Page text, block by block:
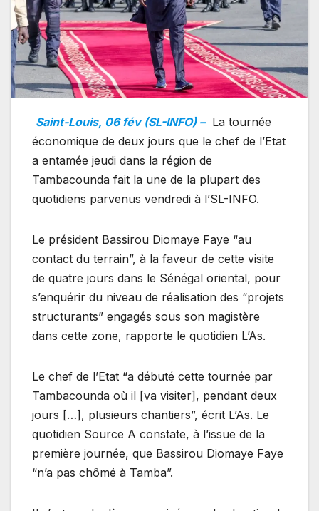
Saint-Louis, 06 fév (SL-INFO) – La tournée
économique de deux jours que le chef de l’Etat
a entamée jeudi dans la région de
Tambacounda fait la une de la plupart des
quotidiens parvenus vendredi à l’SL-INFO.
Le président Bassirou Diomaye Faye “au
contact du terrain”, à la faveur de cette visite
de quatre jours dans le Sénégal oriental, pour
s’enquérir du niveau de réalisation des “projets
structurants” engagés sous son magistère
dans cette zone, rapporte le quotidien L’As.
Le chef de l’Etat “a débuté cette tournée par
Tambacounda où il [va visiter], pendant deux
jours […], plusieurs chantiers”, écrit L’As. Le
quotidien Source A constate, à l’issue de la
première journée, que Bassirou Diomaye Faye
“n’a pas chômé à Tamba”.